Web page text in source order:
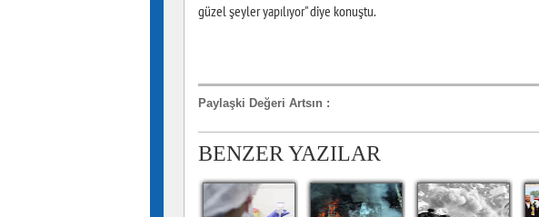
güzel şeyler yapılıyor" diye konuştu.
Paylaşki Değeri Artsın :
BENZER YAZILAR